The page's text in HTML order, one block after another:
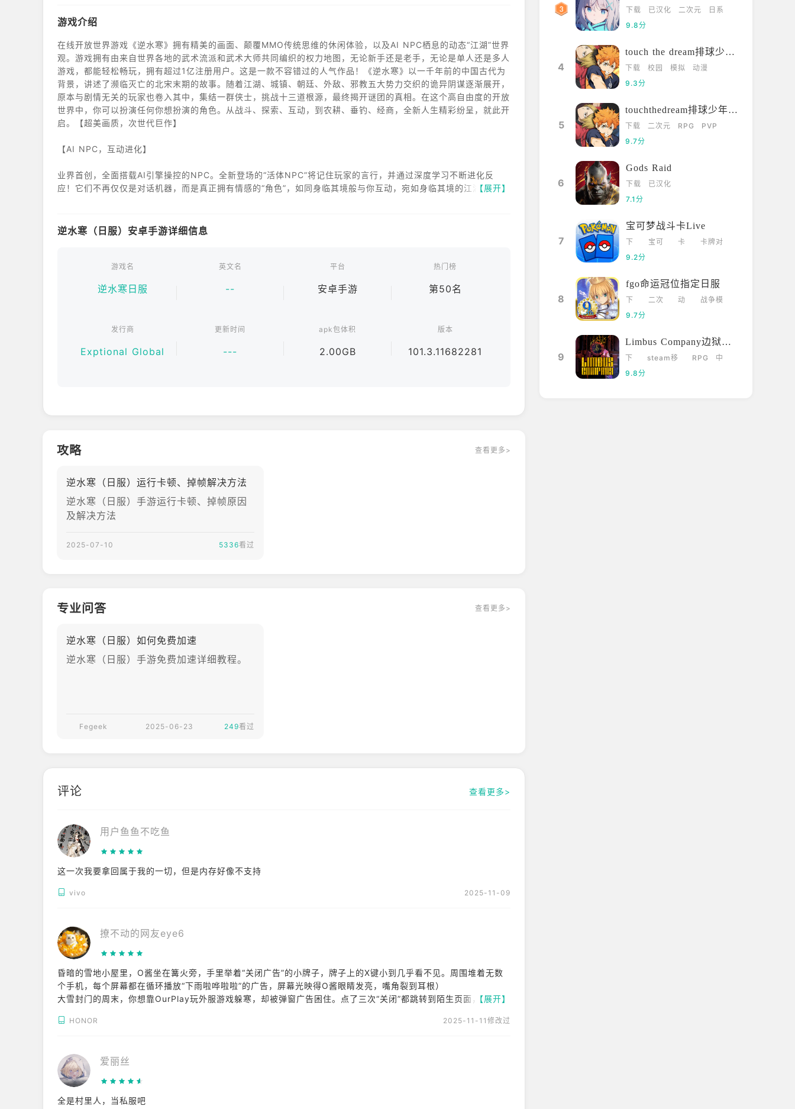
游戏介绍
在线开放世界游戏《逆水寒》拥有精美的画面、颠覆MMO传统思维的休闲体验，以及AI NPC栖息的动态“江湖”世界
观。游戏拥有由来自世界各地的武术流派和武术大师共同编织的权力地图，无论新手还是老手，无论是单人还是多人
游戏，都能轻松畅玩，拥有超过1亿注册用户。这是一款不容错过的人气作品！《逆水寒》以一千年前的中国古代为
背景，讲述了濒临灭亡的北宋末期的故事。随着江湖、城镇、朝廷、外敌、邪教五大势力交织的诡异阴谋逐渐展开，
原本与剧情无关的玩家也卷入其中，集结一群侠士，挑战十三道根源，最终揭开谜团的真相。在这个高自由度的开放
世界中，你可以扮演任何你想扮演的角色。从战斗、探索、互动，到农耕、垂钓、经商，全新人生精彩纷呈，就此开
启。【超美画质，次世代巨作】
【AI NPC，互动进化】
业界首创，全面搭载AI引擎操控的NPC。全新登场的“活体NPC”将记住玩家的言行，并通过深度学习不断进化反
应！它们不再仅仅是对话机器，而是真正拥有情感的“角色”，如同身临其境般与你互动，宛如身临其境的江湖世界。
【轻松玩法也OK！与AI好友一起开启轻松冒险】
以往在RPG游戏中被视为“额外奖励”的元素，如今都成为了游戏的核心内容。你可以获得与战斗等同的奖励，开启一
【免费，无压力，按照自己的节奏提升实力！】
的获取也自然融入到探索过程中，无需付费，即可享受免费冒险，收集数百种技能和装备。
架束缚的战斗风格，玩家拥有自主决定的权力。用专属战斗构筑，挑战巅峰！
【激爽战斗秘境，震撼视听体验】
斗，尽在掌中！创造传奇纪录，赢取丰厚奖励！
【展开】
逆水寒（日服）安卓手游详细信息
游戏名
逆水寒日服
英文名
--
平台
安卓手游
热门榜
第50名
发行商
Exptional Global
更新时间
---
apk包体积
2.00GB
版本
101.3.11682281
攻略 查看更多>
逆水寒（日服）运行卡顿、掉帧解决方法
逆水寒（日服）手游运行卡顿、掉帧原因
及解决方法
2025-07-10 5336看过
专业问答 查看更多>
逆水寒（日服）如何免费加速
逆水寒（日服）手游免费加速详细教程。
Fegeek 2025-06-23 249看过
评论 查看更多>
用户鱼鱼不吃鱼
这一次我要拿回属于我的一切，但是内存好像不支持
vivo 2025-11-09
撩不动的网友eye6
昏暗的雪地小屋里，O酱坐在篝火旁，手里举着“关闭广告”的小牌子，牌子上的X键小到几乎看不见。周围堆着无数
个手机，每个屏幕都在循环播放“下雨啦哗啦啦”的广告，屏幕光映得O酱眼睛发亮，嘴角裂到耳根）
大雪封门的周末，你想靠OurPlay玩外服游戏躲寒，却被弹窗广告困住。点了三次“关闭”都跳转到陌生页面，退回界
【展开】
HONOR 2025-11-11修改过
爱丽丝
全是村里人，当私服吧
下载 已汉化 二次元
日系
9.8分
4
touch the dream排球少年韩服
下载 校园 模拟
动漫
9.3分
5
touchthedream排球少年日服
下载 二次元 RPG
PVP
9.7分
6
Gods Raid
下载
已汉化
7.1分
7
宝可梦战斗卡Live
下
载
宝可
卡
卡牌对
9.2分
8
fgo命运冠位指定日服
下
载
二次
动
战争模
9.7分
9
Limbus Company边狱巴士
下
载
steam移
RPG
中
9.8分